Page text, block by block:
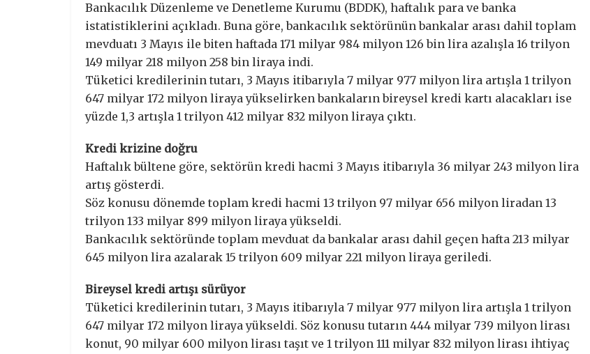
Bankacılık Düzenleme ve Denetleme Kurumu (BDDK), haftalık para ve banka
istatistiklerini açıkladı. Buna göre, bankacılık sektörünün bankalar arası dahil toplam
mevduatı 3 Mayıs ile biten haftada 171 milyar 984 milyon 126 bin lira azalışla 16 trilyon
149 milyar 218 milyon 258 bin liraya indi.
Tüketici kredilerinin tutarı, 3 Mayıs itibarıyla 7 milyar 977 milyon lira artışla 1 trilyon
647 milyar 172 milyon liraya yükselirken bankaların bireysel kredi kartı alacakları ise
yüzde 1,3 artışla 1 trilyon 412 milyar 832 milyon liraya çıktı.
Kredi krizine doğru
Haftalık bültene göre, sektörün kredi hacmi 3 Mayıs itibarıyla 36 milyar 243 milyon lira
artış gösterdi.
Söz konusu dönemde toplam kredi hacmi 13 trilyon 97 milyar 656 milyon liradan 13
trilyon 133 milyar 899 milyon liraya yükseldi.
Bankacılık sektöründe toplam mevduat da bankalar arası dahil geçen hafta 213 milyar
645 milyon lira azalarak 15 trilyon 609 milyar 221 milyon liraya geriledi.
Bireysel kredi artışı sürüyor
Tüketici kredilerinin tutarı, 3 Mayıs itibarıyla 7 milyar 977 milyon lira artışla 1 trilyon
647 milyar 172 milyon liraya yükseldi. Söz konusu tutarın 444 milyar 739 milyon lirası
konut, 90 milyar 600 milyon lirası taşıt ve 1 trilyon 111 milyar 832 milyon lirası ihtiyaç